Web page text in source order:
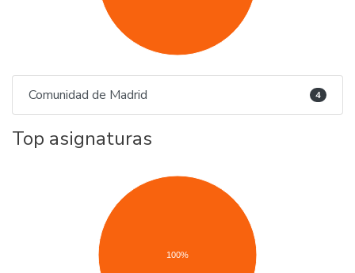
Comunidad de Madrid 4
Top asignaturas
100%